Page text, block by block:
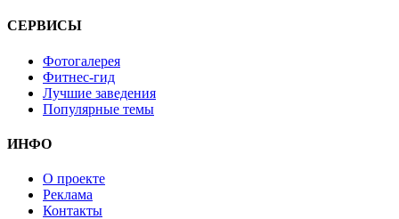
СЕРВИСЫ
Фотогалерея
Фитнес-гид
Лучшие заведения
Популярные темы
ИНФО
О проекте
Реклама
Контакты